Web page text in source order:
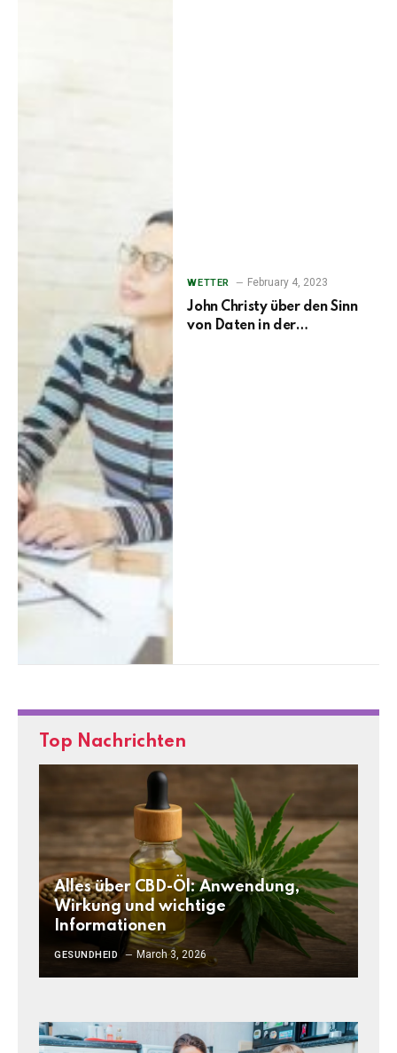
WETTER February 4, 2023
John Christy über den Sinn
von Daten in der
Top Nachrichten
Alles über CBD-Öl: Anwendung,
Wirkung und wichtige
Informationen
GESUNDHEID March 3, 2026